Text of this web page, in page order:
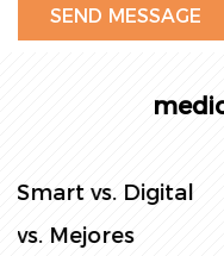
Medidor de
energía